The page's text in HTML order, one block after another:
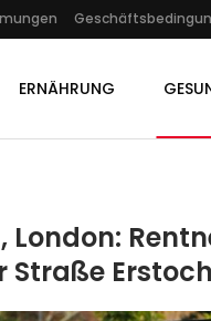
ERNÄHRUNG
Straße